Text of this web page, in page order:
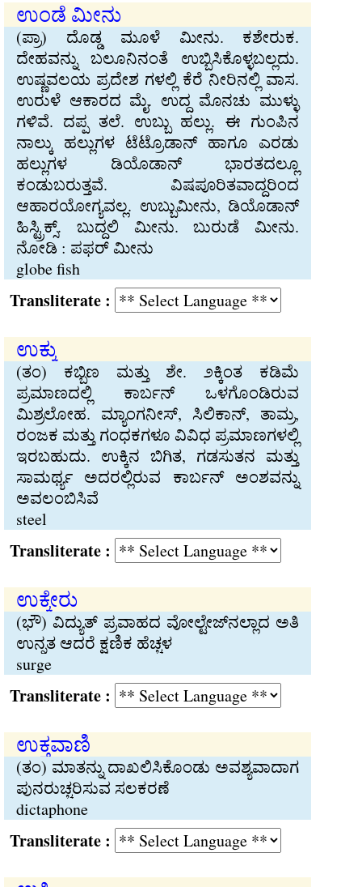
ಉಂಡೆ ಮೀನು
(ಪ್ರಾ) ದೊಡ್ಡ ಮೂಳೆ ಮೀನು. ಕಶೇರುಕ.
ದೇಹವನ್ನು ಬಲೂನಿನಂತೆ ಉಬ್ಬಿಸಿಕೊಳ್ಳಬಲ್ಲದು.
ಉಷ್ಣವಲಯ ಪ್ರದೇಶ ಗಳಲ್ಲಿ ಕೆರೆ ನೀರಿನಲ್ಲಿ ವಾಸ.
ಉರುಳೆ ಆಕಾರದ ಮೈ. ಉದ್ದ ಮೊನಚು ಮುಳ್ಳು
ಗಳಿವೆ. ದಪ್ಪ ತಲೆ. ಉಬ್ಬು ಹಲ್ಲು. ಈ ಗುಂಪಿನ
ನಾಲ್ಕು ಹಲ್ಲುಗಳ ಟೆಟ್ರೊಡಾನ್ ಹಾಗೂ ಎರಡು
ಹಲ್ಲುಗಳ ಡಿಯೊಡಾನ್ ಭಾರತದಲ್ಲೂ
ಕಂಡುಬರುತ್ತವೆ. ವಿಷಪೂರಿತವಾದ್ದರಿಂದ
ಆಹಾರಯೋಗ್ಯವಲ್ಲ. ಉಬ್ಬುಮೀನು, ಡಿಯೊಡಾನ್
ಹಿಸ್ಟ್ರಿಕ್ಸ್. ಬುದ್ದಲಿ ಮೀನು. ಬುರುಡೆ ಮೀನು.
ನೋಡಿ : ಪಫರ್ ಮೀನು
globe fish
:
ಉಕ್ಕು
(ತಂ) ಕಬ್ಬಿಣ ಮತ್ತು ಶೇ. ೨ಕ್ಕಿಂತ ಕಡಿಮೆ
ಪ್ರಮಾಣದಲ್ಲಿ ಕಾರ್ಬನ್ ಒಳಗೊಂಡಿರುವ
ಮಿಶ್ರಲೋಹ. ಮ್ಯಾಂಗನೀಸ್, ಸಿಲಿಕಾನ್, ತಾಮ್ರ,
ರಂಜಕ ಮತ್ತು ಗಂಧಕಗಳೂ ವಿವಿಧ ಪ್ರಮಾಣಗಳಲ್ಲಿ
ಇರಬಹುದು. ಉಕ್ಕಿನ ಬಿಗಿತ, ಗಡಸುತನ ಮತ್ತು
ಸಾಮರ್ಥ್ಯ ಅದರಲ್ಲಿರುವ ಕಾರ್ಬನ್ ಅಂಶವನ್ನು
ಅವಲಂಬಿಸಿವೆ
steel
:
ಉಕ್ಕೇರು
(ಭೌ) ವಿದ್ಯುತ್ ಪ್ರವಾಹದ ವೋಲ್ಟೇಜ್‌ನಲ್ಲಾದ ಅತಿ
ಉನ್ನತ ಆದರೆ ಕ್ಷಣಿಕ ಹೆಚ್ಚಳ
surge
:
ಉಕ್ತವಾಣಿ
(ತಂ) ಮಾತನ್ನು ದಾಖಲಿಸಿಕೊಂಡು ಅವಶ್ಯವಾದಾಗ
ಪುನರುಚ್ಚರಿಸುವ ಸಲಕರಣೆ
dictaphone
: